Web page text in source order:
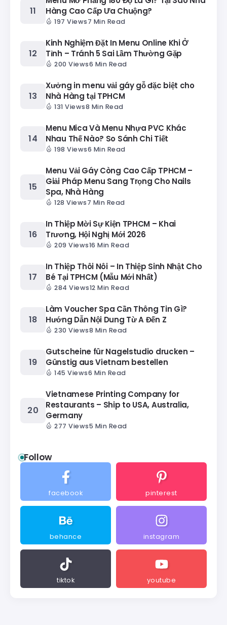
Hàng Cao Cấp Ưa Chuộng?
197 Views7 Min Read
Kinh Nghiệm Đặt In Menu Online Khi Ở
Tỉnh – Tránh 5 Sai Lầm Thường Gặp
200 Views6 Min Read
Xưởng in menu vải gáy gỗ đặc biệt cho
Nhà Hàng tại TPHCM
131 Views8 Min Read
Menu Mica Và Menu Nhựa PVC Khác
Nhau Thế Nào? So Sánh Chi Tiết
198 Views6 Min Read
Menu Vải Gáy Còng Cao Cấp TPHCM –
Giải Pháp Menu Sang Trọng Cho Nails
Spa, Nhà Hàng
128 Views7 Min Read
In Thiệp Mời Sự Kiện TPHCM – Khai
Trương, Hội Nghị Mới 2026
209 Views16 Min Read
In Thiệp Thôi Nôi – In Thiệp Sinh Nhật Cho
Bé Tại TPHCM (Mẫu Mới Nhất)
284 Views12 Min Read
Làm Voucher Spa Cần Thông Tin Gì?
Hướng Dẫn Nội Dung Từ A Đến Z
230 Views8 Min Read
Gutscheine für Nagelstudio drucken –
Günstig aus Vietnam bestellen
145 Views6 Min Read
Vietnamese Printing Company for
Restaurants – Ship to USA, Australia,
Germany
277 Views5 Min Read
Follow
facebook pinterest
behance instagram
tiktok youtube